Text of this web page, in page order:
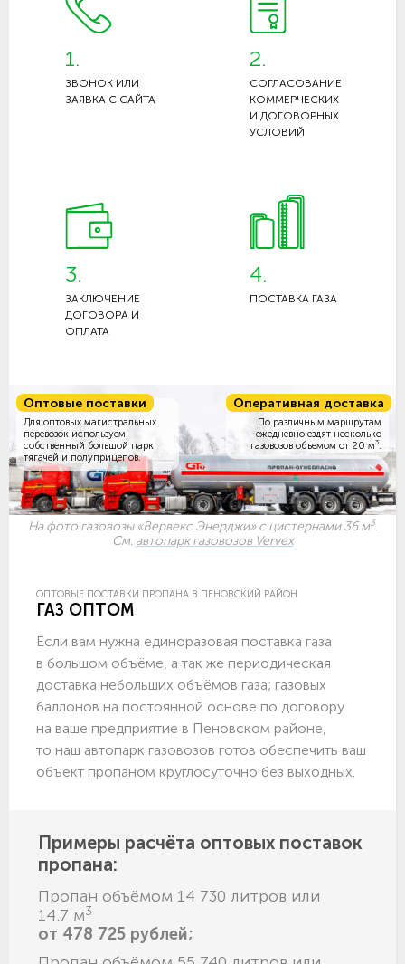
1.
ЗВОНОК ИЛИ
ЗАЯВКА С САЙТА
2.
СОГЛАСОВАНИЕ
КОММЕРЧЕСКИХ
И ДОГОВОРНЫХ
УСЛОВИЙ
3.
ЗАКЛЮЧЕНИЕ
ДОГОВОРА И
ОПЛАТА
4.
ПОСТАВКА ГАЗА
Оптовые поставки
Для оптовых магистральных
перевозок используем
собственный большой парк
тягачей и полуприцепов.
Оперативная доставка
По различным маршрутам
ежедневно ездят несколько
газовозов объемом от 20 м3
На фото газовозы «Вервекс Энерджи» с цистернами 36 м3.
См. автопарк газовозов Vervex
ОПТОВЫЕ ПОСТАВКИ ПРОПАНА В ПЕНОВСКИЙ РАЙОН
ГАЗ ОПТОМ
Если вам нужна единоразовая поставка газа
в большом объёме, а так же периодическая
доставка небольших объёмов газа; газовых
баллонов на постоянной основе по договору
на ваше предприятие в Пеновском районе,
то наш автопарк газовозов готов обеспечить ваш
объект пропаном круглосуточно без выходных.
Примеры расчёта оптовых поставок
пропана:
Пропан объёмом 14 730 литров или
14.7 м3
от 478 725 рублей;